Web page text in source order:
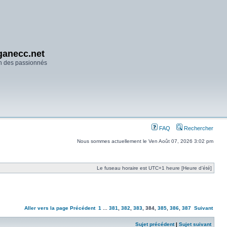
des passionnés
FAQ Rechercher
Nous sommes actuellement le Ven Août 07, 2026 3:02 pm
Le fuseau horaire est UTC+1 heure [Heure d’été]
Aller vers la page Précédent 1 381 382 383 384 385 386 387 Suivant
Sujet précédent| Sujet suivant